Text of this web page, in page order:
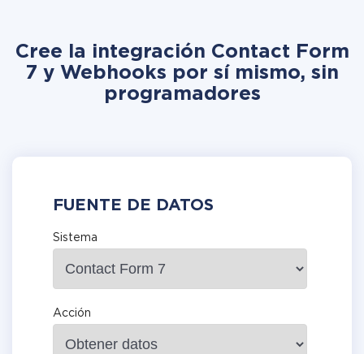
Cree la integración Contact Form
7 y Webhooks por sí mismo, sin
programadores
FUENTE DE DATOS
Sistema
Acción